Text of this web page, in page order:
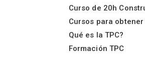
Curso de 20h
Cursos para obtener
Qué es la TPC?
Formación TPC